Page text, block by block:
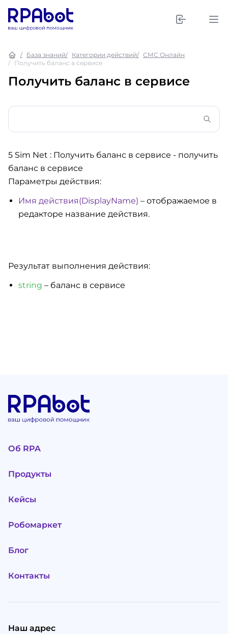
База знаний Категории действий
СМС Онлайн
Получить баланс в сервисе
Получить баланс в сервисе
5 Sim Net : Получить баланс в сервисе - получить
баланс в сервисе
Параметры действия:
Имя действия(DisplayName) – отображаемое в
редакторе название действия.
Результат выполнения действия:
string – баланс в сервисе
Об RPA
Продукты
Кейсы
Робомаркет
Блог
Контакты
Наш адрес